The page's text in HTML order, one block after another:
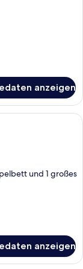
anzeigen
Kamin aus Stein,
und 1 großes
anzeigen